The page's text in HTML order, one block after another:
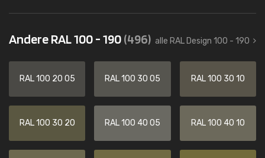
Andere RAL 100 - 190(496) alle RAL Design 100 - 190
RAL 100 20 05 RAL 100 30 05 RAL 100 30 10
RAL 100 30 20 RAL 100 40 05 RAL 100 40 10